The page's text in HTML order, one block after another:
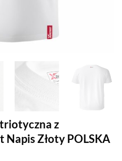
z
Złoty POLSKA